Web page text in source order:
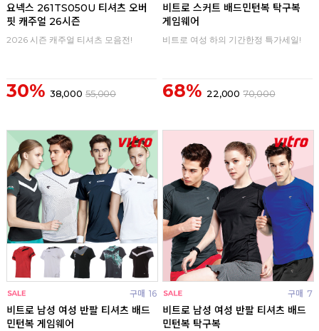
요넥스 261TS050U 티셔츠 오버
핏 캐주얼 26시즌
2026 시즌 캐주얼 티셔츠 모음전!
30% 38,000 55,000
비트로 스커트 배드민턴복 탁구복
게임웨어
비트로 여성 하의 기간한정 특가세일!
68% 22,000 70,000
구매 16
비트로 남성 여성 반팔 티셔츠 배드
민턴복 게임웨어
구매 7
비트로 남성 여성 반팔 티셔츠 배드
민턴복 탁구복